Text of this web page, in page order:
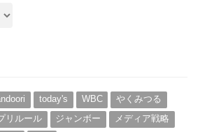
today's WBC
やくみつる
リルール ジャンボー
メディア戦略